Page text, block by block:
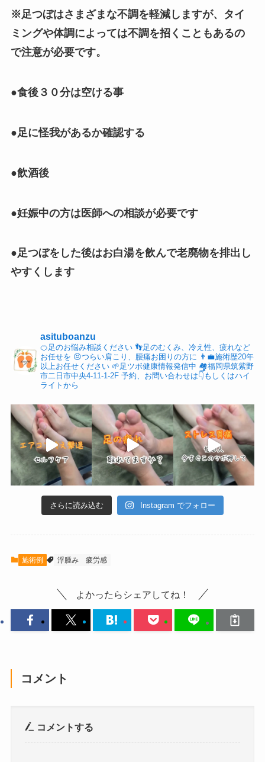
※足つぼはさまざまな不調を軽減しますが、タイ
ミングや体調によっては不調を招くこともあるの
で注意が必要です。
●食後３０分は空ける事
●足に怪我があるか確認する
●飲酒後
●妊娠中の方は医師への相談が必要です
●足つぼをした後はお白湯を飲んで老廃物を排出し
やすくします
asituboanzu
🍊足のお悩み相談ください👣足のむくみ、冷え性、疲れなど
お任せを 😣つらい肩こり、腰痛お困りの方に 👨‍💼施術歴20年
以上お任せください🌱足ツボ健康情報発信中 🏘福岡県筑紫野
市二日市中央4-11-1-2F予約、お問い合わせは👇もしくはハイ
ライトから
さらに読み込む Instagram でフォロー
施術例 浮腫み 疲労感
よかったらシェアしてね！
コメント
コメントする